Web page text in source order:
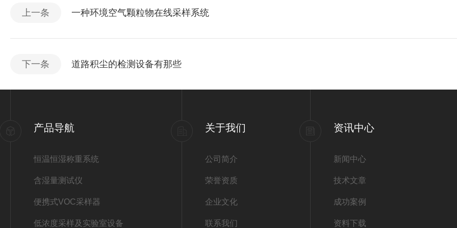
上一条 一种环境空气颗粒物在线采样系统
下一条 道路积尘的检测设备有那些
产品导航
恒温恒湿称重系统
含湿量测试仪
便携式VOC采样器
低浓度采样及实验室设备
关于我们
公司简介
荣誉资质
企业文化
联系我们
资讯中心
新闻中心
技术文章
成功案例
资料下载